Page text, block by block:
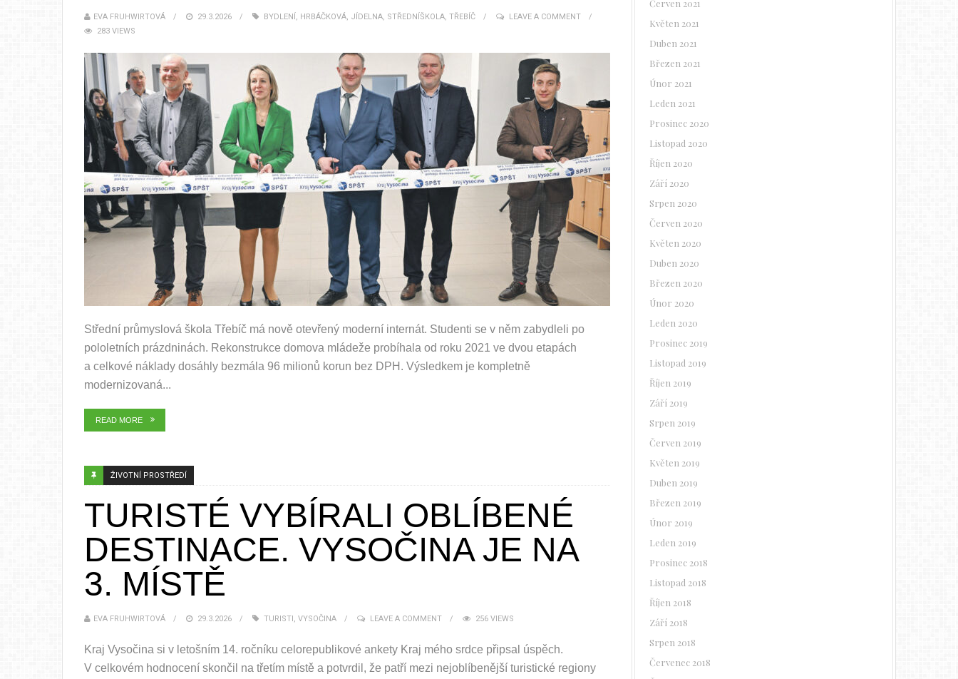
EVA FRUHWIRTOVÁ 29.3.2026 BYDLENÍ, HRBÁČKOVÁ, JÍDELNA, STŘEDNÍŠKOLA, TŘEBÍČ
LEAVE A COMMENT
283 VIEWS
Střední průmyslová škola Třebíč má nově otevřený moderní internát. Studenti se v něm zabydleli po
pololetních prázdninách. Rekonstrukce domova mládeže probíhala od roku 2021 ve dvou etapách
a celkové náklady dosáhly bezmála 96 milionů korun bez DPH. Výsledkem je kompletně
modernizovaná...
READ MORE
ŽIVOTNÍ PROSTŘEDÍ
TURISTÉ VYBÍRALI OBLÍBENÉ
DESTINACE. VYSOČINA JE NA
3. MÍSTĚ
EVA FRUHWIRTOVÁ 29.3.2026 TURISTI, VYSOČINA LEAVE A COMMENT 256 VIEWS
Kraj Vysočina si v letošním 14. ročníku celorepublikové ankety Kraj mého srdce připsal úspěch.
V celkovém hodnocení skončil na třetím místě a potvrdil, že patří mezi nejoblíbenější turistické regiony
Červen 2021
Květen 2021
Duben 2021
Březen 2021
Únor 2021
Leden 2021
Prosinec 2020
Listopad 2020
Říjen 2020
Září 2020
Srpen 2020
Červen 2020
Květen 2020
Duben 2020
Březen 2020
Únor 2020
Leden 2020
Prosinec 2019
Listopad 2019
Říjen 2019
Září 2019
Srpen 2019
Červen 2019
Květen 2019
Duben 2019
Březen 2019
Únor 2019
Leden 2019
Prosinec 2018
Listopad 2018
Říjen 2018
Září 2018
Srpen 2018
Červenec 2018